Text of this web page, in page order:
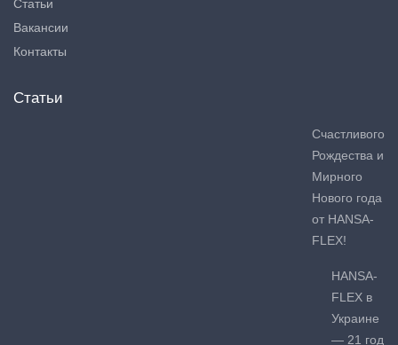
Статьи
Вакансии
Контакты
Статьи
Счастливого
Рождества и
Мирного
Нового года
от HANSA-
FLEX!
HANSA-
FLEX в
Украине
— 21 год